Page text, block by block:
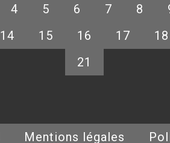
4 5 6 7 8
14 15 16 17 18
21
Mentions légales